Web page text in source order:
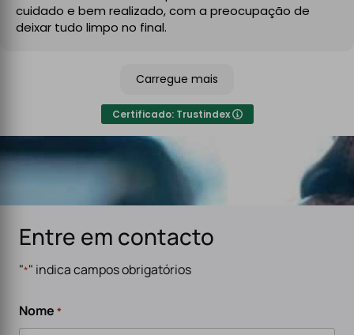
funcional, com atenção aos detalhes e à segurança.
No final, deixaram tudo limpo e testado, pronto a usar.
um serviço de eletricidade de confiança,
especialmente para carregadores de veículos
elétricos. Serviço rápido, eficiente e de alta qualidade.
cuidado e bem realizado, com a preocupação de
deixar tudo limpo no final.
Carregue mais
Certificado: Trustindex
Entre em contacto
"*" indica campos obrigatórios
Nome *